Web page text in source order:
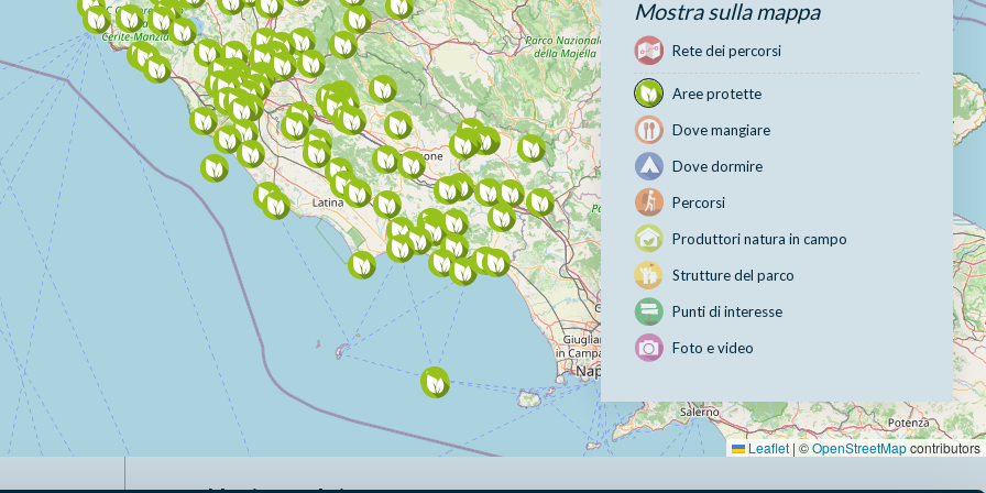
Leaflet| ©OpenStreetMapcontributors
Mostra sulla mappa
Rete dei percorsi
Aree protette
Dove mangiare
Dove dormire
Percorsi
Produttori natura in campo
Strutture del parco
Punti di interesse
Foto e video